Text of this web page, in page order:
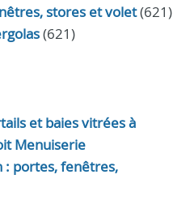
stores et volet(621)
(621)
et baies vitrées à
Menuiserie
: portes, fenêtres,